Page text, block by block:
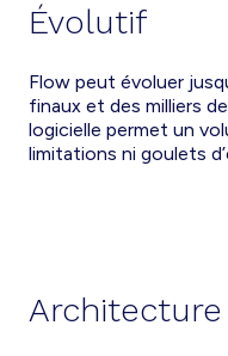
Évolutif
Flow peut évoluer
finaux et des milliers
logicielle permet un
limitations ni goulets